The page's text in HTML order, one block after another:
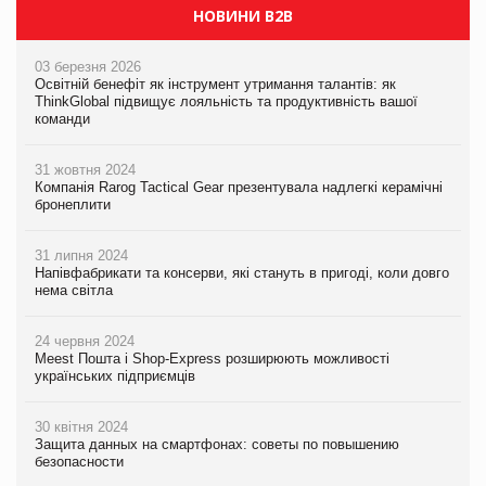
НОВИНИ B2B
03 березня 2026
Освітній бенефіт як інструмент утримання талантів: як
ThinkGlobal підвищує лояльність та продуктивність вашої
команди
31 жовтня 2024
Компанія Rarog Tactical Gear презентувала надлегкі керамічні
бронеплити
31 липня 2024
Напівфабрикати та консерви, які стануть в пригоді, коли довго
нема світла
24 червня 2024
Meest Пошта і Shop-Express розширюють можливості
українських підприємців
30 квітня 2024
Защита данных на смартфонах: советы по повышению
безопасности